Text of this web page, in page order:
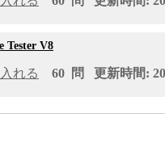
Tester V8
れる 60 問 更新時間: